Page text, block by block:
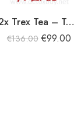
2x Trex Tea – Tee Detox
€136.00 €99.00